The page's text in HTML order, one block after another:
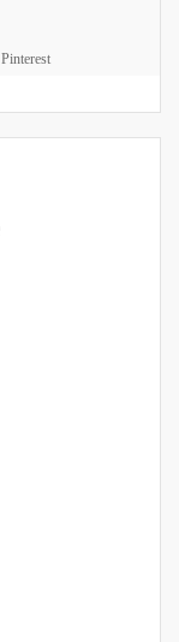
Pinterest